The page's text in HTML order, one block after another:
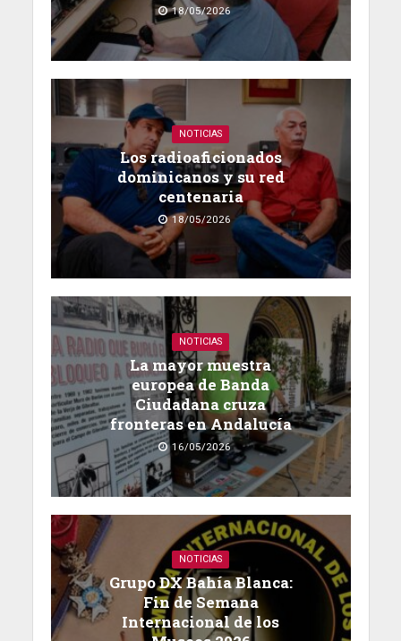
18/05/2026
NOTICIAS
Los radioaficionados
dominicanos y su red
centenaria
18/05/2026
NOTICIAS
La mayor muestra
europea de Banda
Ciudadana cruza
fronteras en Andalucía
16/05/2026
NOTICIAS
Grupo DX Bahía Blanca:
Fin de Semana
Internacional de los